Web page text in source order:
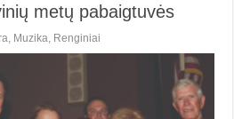
metų pabaigtuvės
, Muzika, Renginiai